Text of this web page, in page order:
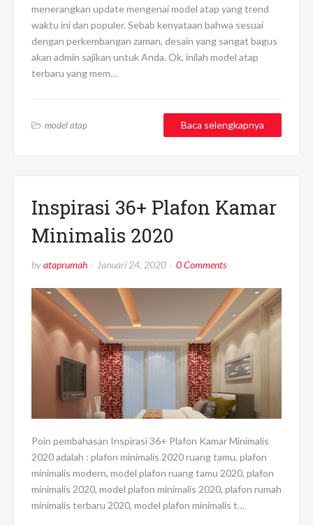
menerangkan update mengenai model atap yang trend
waktu ini dan populer. Sebab kenyataan bahwa sesuai
dengan perkembangan zaman, desain yang sangat bagus
akan admin sajikan untuk Anda. Ok, inilah model atap
terbaru yang mem…
model atap Baca selengkapnya
Inspirasi 36+ Plafon Kamar
Minimalis 2020
byataprumah Januari 24, 2020 0 Comments
Poin pembahasan Inspirasi 36+ Plafon Kamar Minimalis
2020 adalah : plafon minimalis 2020 ruang tamu, plafon
minimalis modern, model plafon ruang tamu 2020, plafon
minimalis 2020, model plafon minimalis 2020, plafon rumah
minimalis terbaru 2020, model plafon minimalis t…